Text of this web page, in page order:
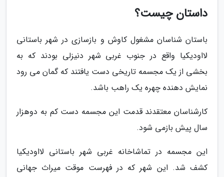
داستان چیست؟
باستان شناسان مشغول کاوش و بازسازی در شهر باستانی
لااودیکیا واقع در جنوب غربی شهر دنیزلی بودند که به
بخشی از یک مجسمه تاریخی دست یافتند که گمان می رود
نمایش دهنده چهره یک راهب باشد.
کارشناسان معتقدند قدمت این مجسمه دست کم به دوهزار
سال پیش بازمی شود.
این مجسمه در تماشاخانه غربی شهر باستانی لااودیکیا
کشف شد. این شهر که در فهرست موقت میراث جهانی